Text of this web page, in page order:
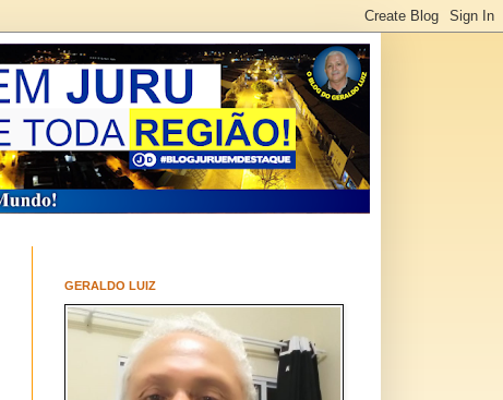
GERALDO LUIZ